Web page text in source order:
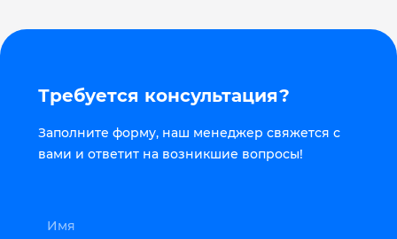
Требуется консультация?
Заполните форму, наш менеджер свяжется с
вами и ответит на возникшие вопросы!
Имя